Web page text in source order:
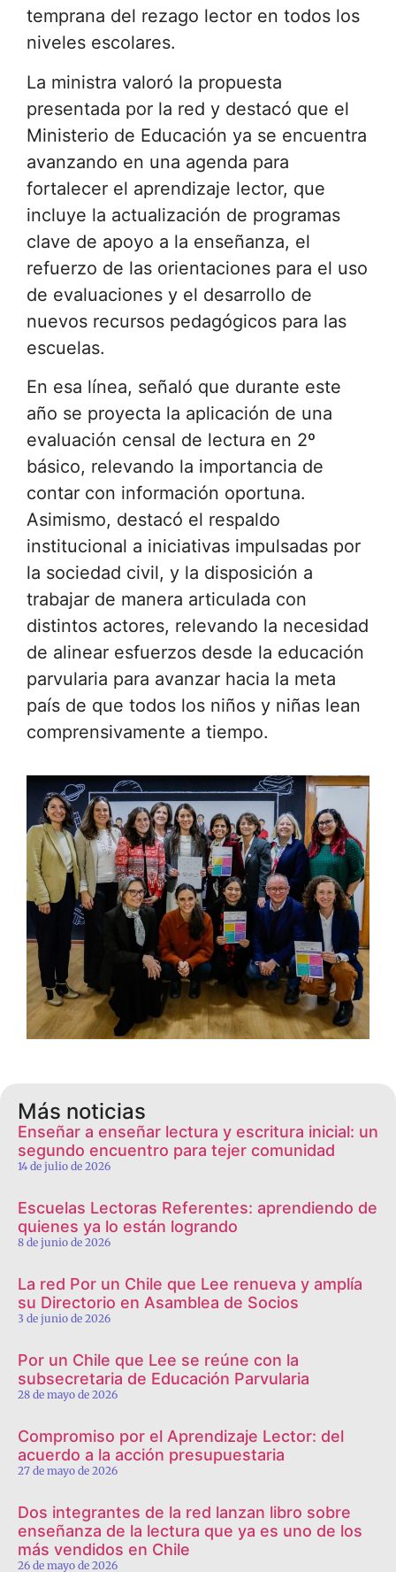
temprana del rezago lector en todos los
niveles escolares.
La ministra valoró la propuesta
presentada por la red y destacó que el
Ministerio de Educación ya se encuentra
avanzando en una agenda para
fortalecer el aprendizaje lector, que
incluye la actualización de programas
clave de apoyo a la enseñanza, el
refuerzo de las orientaciones para el uso
de evaluaciones y el desarrollo de
nuevos recursos pedagógicos para las
escuelas.
En esa línea, señaló que durante este
año se proyecta la aplicación de una
evaluación censal de lectura en 2º
básico, relevando la importancia de
contar con información oportuna.
Asimismo, destacó el respaldo
institucional a iniciativas impulsadas por
la sociedad civil, y la disposición a
trabajar de manera articulada con
distintos actores, relevando la necesidad
de alinear esfuerzos desde la educación
parvularia para avanzar hacia la meta
país de que todos los niños y niñas lean
comprensivamente a tiempo.
Más noticias
Enseñar a enseñar lectura y escritura inicial: un
segundo encuentro para tejer comunidad
14 de julio de 2026
Escuelas Lectoras Referentes: aprendiendo de
quienes ya lo están logrando
8 de junio de 2026
La red Por un Chile que Lee renueva y amplía
su Directorio en Asamblea de Socios
3 de junio de 2026
Por un Chile que Lee se reúne con la
subsecretaria de Educación Parvularia
28 de mayo de 2026
Compromiso por el Aprendizaje Lector: del
acuerdo a la acción presupuestaria
27 de mayo de 2026
Dos integrantes de la red lanzan libro sobre
enseñanza de la lectura que ya es uno de los
más vendidos en Chile
26 de mayo de 2026